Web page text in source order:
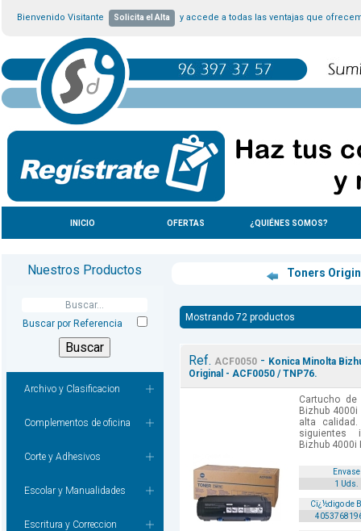
Bienvenido Visitante Solicita el Alta y accede a todas las ventajas que
INICIO OFERTAS ¿QUIÉNES SOMOS?
Nuestros Productos
Buscar por Referencia
Archivo y Clasificacion
Complementos de oficina
Corte y Adhesivos
Escolar y Manualidades
Escritura y Correccion
Toners
Mostrando 72 productos
Ref. ACF0050- Konica Minolta
Original - ACF0050 / TNP76.
Cartucho
Bizhub
alta
siguientes
Bizhub 4000i
Envase
1 Uds.
Cï¿½digo de